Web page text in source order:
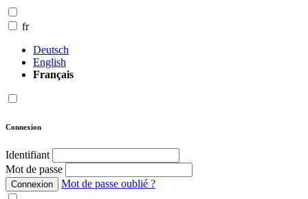
fr
Deutsch
English
Français
Connexion
Identifiant
Mot de passe
Connexion Mot de passe oublié ?